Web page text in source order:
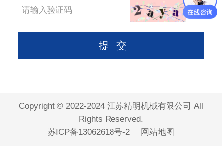
Copyright © 2022-2024 江苏精明机械有限公司 All
Rights Reserved.
苏ICP备13062618号-2
网站地图